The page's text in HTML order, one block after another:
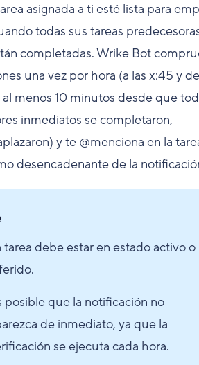
asignada a ti esté lista para
todas sus tareas
completadas. Wrike Bot
una vez por hora (a las x:45 y
menos 10 minutos desde que
inmediatos se completaron,
y te @menciona en la
desencadenante de la
tarea debe estar en estado activo o
posible que la notificación no
de inmediato, ya que la
se ejecuta cada hora.